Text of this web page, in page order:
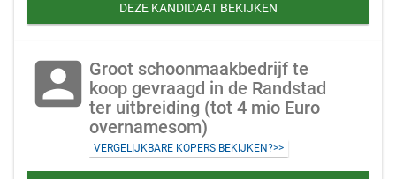
DEZE KANDIDAAT BEKIJKEN
account_box Groot schoonmaakbedrijf te
koop gevraagd in de Randstad
ter uitbreiding (tot 4 mio Euro
overnamesom)
VERGELIJKBARE KOPERS BEKIJKEN?>>